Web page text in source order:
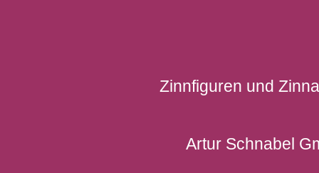
Zinnfiguren und
Artur Schnabel